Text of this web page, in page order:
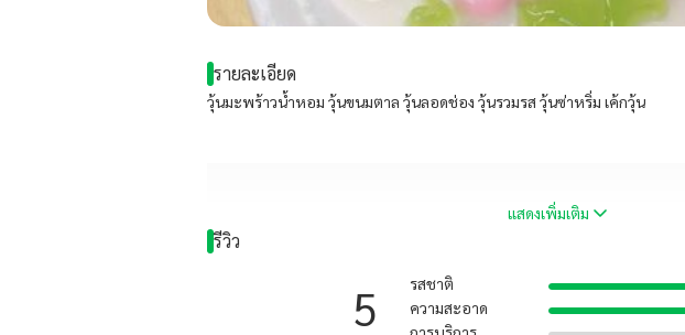
รายละเอียด
วุ้นมะพร้าวน้ำหอม วุ้นขนมตาล วุ้นลอดช่อง วุ้นรวมรส วุ้นซ่าหริ่ม เค้กวุ้น
แสดงเพิ่มเติม
รีวิว
5 รสชาติ
ความสะอาด